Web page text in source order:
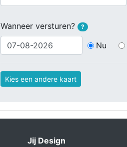
Wanneer versturen?
?
Nu
Kies een andere kaart
Jij Design